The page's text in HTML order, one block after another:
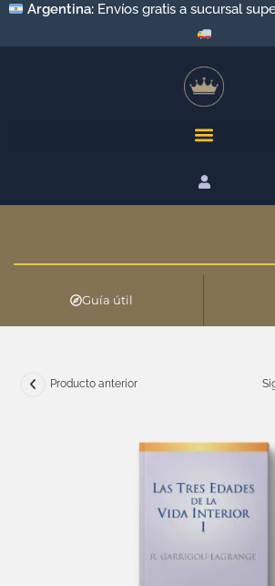
Argentina: Envíos gratis a sucursal
Guía útil
Producto anterior